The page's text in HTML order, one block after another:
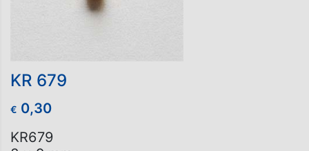
KR 679
€ 0,30
KR679